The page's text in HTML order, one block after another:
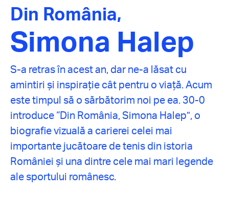
Din România,
Simona Halep
S-a retras în acest an, dar ne-a lăsat cu
amintiri și inspirație cât pentru o viață. Acum
este timpul să o sărbătorim noi pe ea. 30-0
introduce “Din România, Simona Halep”, o
biografie vizuală a carierei celei mai
importante jucătoare de tenis din istoria
României și una dintre cele mai mari legende
ale sportului românesc.